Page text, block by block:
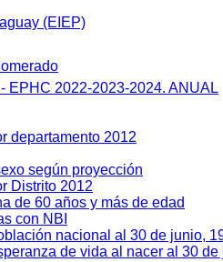
(EIEP)
EPHC 2022-2023-2024. ANUAL
departamento 2012
según proyección
Distrito 2012
de 60 años y más de edad
con NBI
nacional al 30 de junio,
de vida al nacer al 30